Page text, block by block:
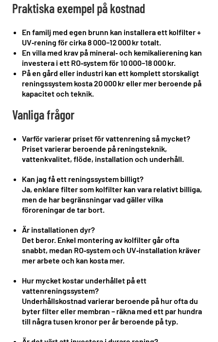
Praktiska exempel på kostnad
En familj med egen brunn kan installera ett kolfilter +
UV‑rening för cirka 8 000–12 000 kr totalt.
En villa med krav på mineral‑ och kemikalierening kan
investera i ett RO‑system för 10 000–18 000 kr.
På en gård eller industri kan ett komplett storskaligt
reningssystem kosta 20 000 kr eller mer beroende på
kapacitet och teknik.
Vanliga frågor
Varför varierar priset för vattenrening så mycket?
Priset varierar beroende på reningsteknik,
vattenkvalitet, flöde, installation och underhåll.
Kan jag få ett reningssystem billigt?
Ja, enklare filter som kolfilter kan vara relativt billiga,
men de har begränsningar vad gäller vilka
föroreningar de tar bort.
Är installationen dyr?
Det beror. Enkel montering av kolfilter går ofta
snabbt, medan RO‑system och UV‑installation kräver
mer arbete och kan kosta mer.
Hur mycket kostar underhållet på ett
vattenreningssystem?
Underhållskostnad varierar beroende på hur ofta du
byter filter eller membran – räkna med ett par hundra
till några tusen kronor per år beroende på typ.